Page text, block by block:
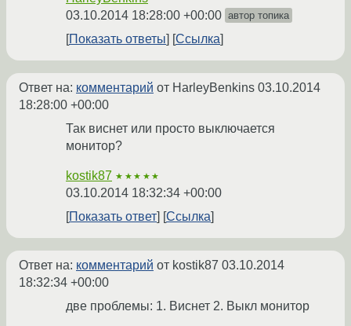
03.10.2014 18:28:00 +00:00 автор топика
Показать ответы Ссылка
Ответ на: комментарий от HarleyBenkins 03.10.2014
18:28:00 +00:00
Так виснет или просто выключается
монитор?
kostik87 ★★★★★
03.10.2014 18:32:34 +00:00
Показать ответ
Ссылка
Ответ на: комментарий от kostik87 03.10.2014
18:32:34 +00:00
две проблемы: 1. Виснет 2. Выкл монитор